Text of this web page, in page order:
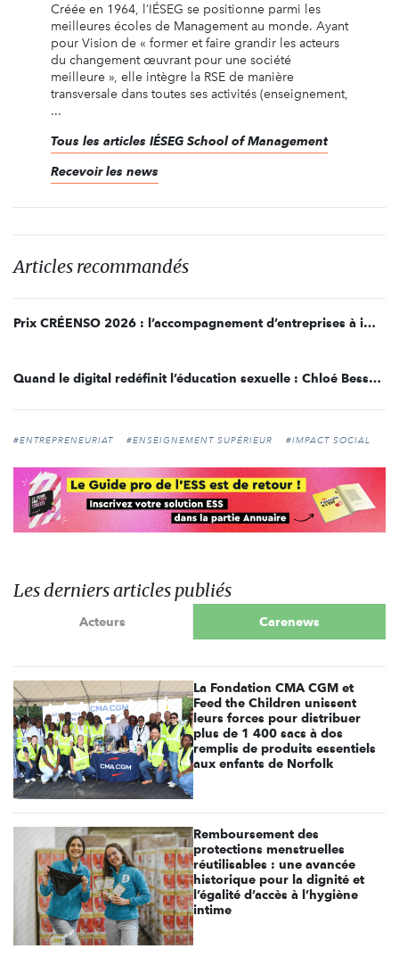
Créée en 1964, l’IÉSEG se positionne parmi les
meilleures écoles de Management au monde. Ayant
pour Vision de « former et faire grandir les acteurs
du changement œuvrant pour une société
meilleure », elle intègre la RSE de manière
transversale dans toutes ses activités (enseignement,
...
Tous les articles IÉSEG School of Management
Recevoir les news
Articles recommandés
Prix CRÉENSO 2026 : l’accompagnement d’entreprises à impact par les étudiants de l’IÉSEG
Quand le digital redéfinit l’éducation sexuelle : Chloé Besson lauréate du Prix ICOR 2026
#ENTREPRENEURIAT #ENSEIGNEMENT SUPÉRIEUR #IMPACT SOCIAL
Les derniers articles publiés
Acteurs Carenews
La Fondation CMA CGM et
Feed the Children unissent
leurs forces pour distribuer
plus de 1 400 sacs à dos
remplis de produits essentiels
aux enfants de Norfolk
Remboursement des
protections menstruelles
réutilisables : une avancée
historique pour la dignité et
l’égalité d’accès à l’hygiène
intime